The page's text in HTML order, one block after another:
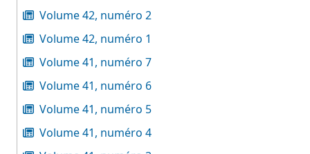
Volume 42, numéro 2
Volume 42, numéro 1
Volume 41, numéro 7
Volume 41, numéro 6
Volume 41, numéro 5
Volume 41, numéro 4